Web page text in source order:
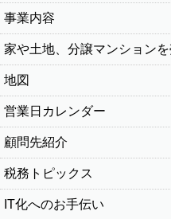
事業内容
家や土地、分譲マンション
地図
営業日カレンダー
顧問先紹介
税務トピックス
IT化へのお手伝い